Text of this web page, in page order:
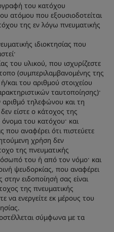
στην Κίνα
Jin Jiang
Golden Tulip
του κατόχου
ατόμου που εξουσιοδοτείται
της εν λόγω πνευματικής
ιδιοκτησίας που
του υλικού, που ισχυρίζεστε
(συμπεριλαμβανομένης της
και του αριθμού στοιχείου
ταυτοποίησης)·
τηλεφώνου και τη
είστε ο κάτοχος της
όνομα του κατόχου· και
αναφέρει ότι πιστεύετε
χρήση δεν
της πνευματικής
του ή από τον νόμο· και
ψευδορκίας, που αναφέρει
ειδοποίησή σας είναι
της πνευματικής
να ενεργείτε εκ μέρους του
σύμφωνα με τα